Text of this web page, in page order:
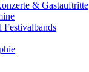
& Gastauftritte
Festivalbands